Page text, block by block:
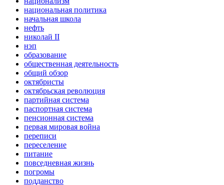
национальная политика
начальная школа
нефть
николай II
нэп
образование
общественная деятельность
общий обзор
октябристы
октябрьская революция
партийная система
паспортная система
пенсионная система
первая мировая война
переписи
переселение
питание
повседневная жизнь
погромы
подданство